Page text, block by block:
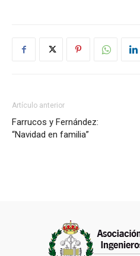
Artículo anterior
Farrucos y Fernández:
“Navidad en familia”